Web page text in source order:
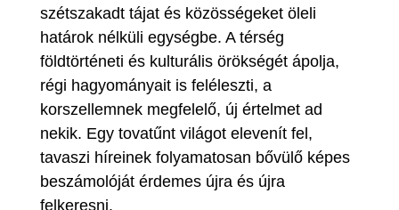
szétszakadt tájat és közösségeket öleli
határok nélküli egységbe. A térség
földtörténeti és kulturális örökségét ápolja,
régi hagyományait is feléleszti, a
korszellemnek megfelelő, új értelmet ad
nekik. Egy tovatűnt világot elevenít fel,
tavaszi híreinek folyamatosan bővülő képes
beszámolóját érdemes újra és újra
felkeresni.